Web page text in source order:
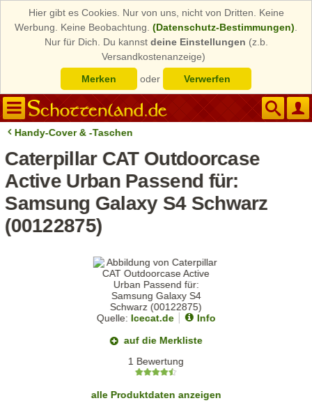
Hier gibt es Cookies. Nur von uns, nicht von Dritten. Keine
Werbung. Keine Beobachtung. (Datenschutz-Bestimmungen)
Nur für Dich. Du kannst deine Einstellungen (z.b.
Versandkostenanzeige)
Merken
oder Verwerfen
Handy-Cover & -Taschen
Caterpillar CAT Outdoorcase
Active Urban Passend für:
Samsung Galaxy S4 Schwarz
(00122875)
Quelle: Icecat.de
Info
auf die Merkliste
1 Bewertung
alle Produktdaten anzeigen